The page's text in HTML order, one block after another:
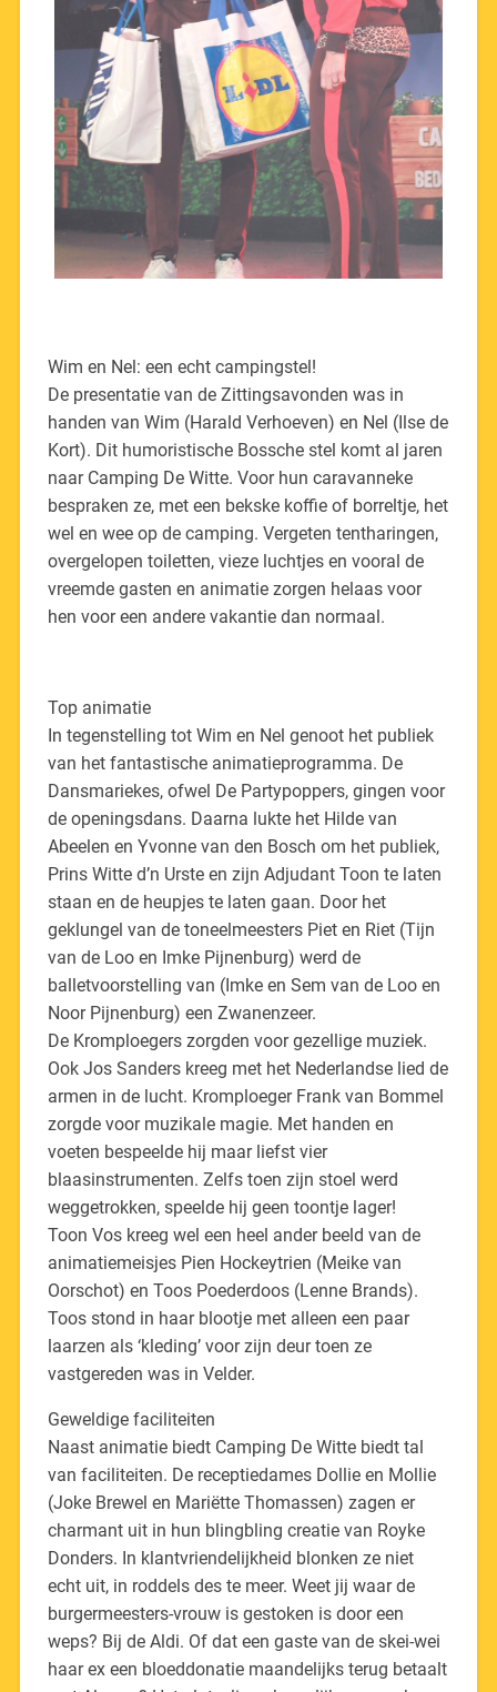
Wim en Nel: een echt campingstel!
De presentatie van de Zittingsavonden was in
handen van Wim (Harald Verhoeven) en Nel (Ilse de
Kort). Dit humoristische Bossche stel komt al jaren
naar Camping De Witte. Voor hun caravanneke
bespraken ze, met een bekske koffie of borreltje, het
wel en wee op de camping. Vergeten tentharingen,
overgelopen toiletten, vieze luchtjes en vooral de
vreemde gasten en animatie zorgen helaas voor
hen voor een andere vakantie dan normaal.
Top animatie
In tegenstelling tot Wim en Nel genoot het publiek
van het fantastische animatieprogramma. De
Dansmariekes, ofwel De Partypoppers, gingen voor
de openingsdans. Daarna lukte het Hilde van
Abeelen en Yvonne van den Bosch om het publiek,
Prins Witte d’n Urste en zijn Adjudant Toon te laten
staan en de heupjes te laten gaan. Door het
geklungel van de toneelmeesters Piet en Riet (Tijn
van de Loo en Imke Pijnenburg) werd de
balletvoorstelling van (Imke en Sem van de Loo en
Noor Pijnenburg) een Zwanenzeer.
De Kromploegers zorgden voor gezellige muziek.
Ook Jos Sanders kreeg met het Nederlandse lied de
armen in de lucht. Kromploeger Frank van Bommel
zorgde voor muzikale magie. Met handen en
voeten bespeelde hij maar liefst vier
blaasinstrumenten. Zelfs toen zijn stoel werd
weggetrokken, speelde hij geen toontje lager!
Toon Vos kreeg wel een heel ander beeld van de
animatiemeisjes Pien Hockeytrien (Meike van
Oorschot) en Toos Poederdoos (Lenne Brands).
Toos stond in haar blootje met alleen een paar
laarzen als ‘kleding’ voor zijn deur toen ze
vastgereden was in Velder.
Geweldige faciliteiten
Naast animatie biedt Camping De Witte biedt tal
van faciliteiten. De receptiedames Dollie en Mollie
(Joke Brewel en Mariëtte Thomassen) zagen er
charmant uit in hun blingbling creatie van Royke
Donders. In klantvriendelijkheid blonken ze niet
echt uit, in roddels des te meer. Weet jij waar de
burgermeesters-vrouw is gestoken is door een
weps? Bij de Aldi. Of dat een gaste van de skei-wei
haar ex een bloeddonatie maandelijks terug betaalt